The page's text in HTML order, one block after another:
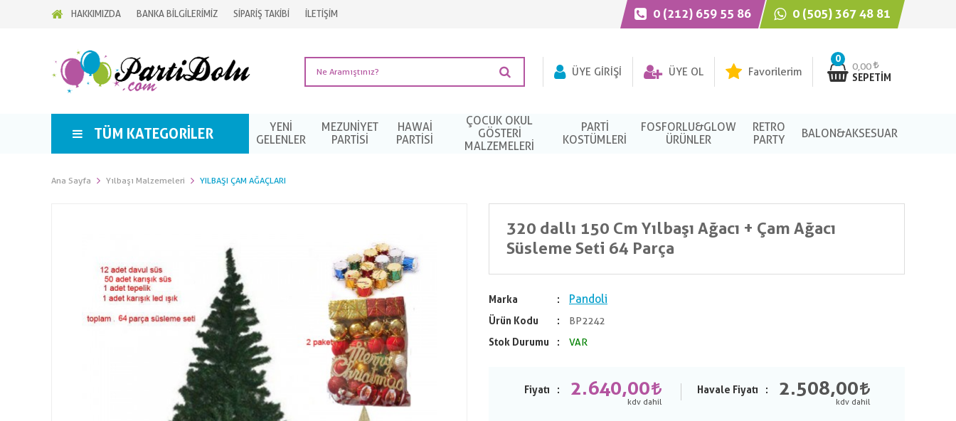
HAKKIMIZDA BANKA BİLGİLERİMİZ SİPARİŞ TAKİBİ İLETİŞİM 0 (212) 659 55 86 0 (505) 367 48 81
0
0,00
SEPETIM
ÜYE GIRIŞI ÜYE OL Favorilerim
TÜM KATEGORILER
YENİ
GELENLER
MEZUNIYET
PARTISI
HAWAI
PARTISI
ÇOCUK OKUL
GÖSTERİ
MALZEMELERİ
PARTI
KOSTÜMLERI
FOSFORLU&GLOW
ÜRÜNLER
RETRO
PARTY
BALON&AKSESUAR
Ana Sayfa Yılbaşı Malzemeleri YILBAŞI ÇAM AĞAÇLARI
320 dallı 150 Cm Yılbaşı Ağacı + Çam Ağacı
Süsleme Seti 64 Parça
Marka Pandoli
Ürün Kodu
BP2242
Stok Durumu
VAR
Fiyatı 2.640,00 Havale Fiyatı 2.508,00